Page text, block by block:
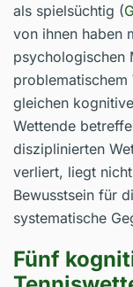
als spielsüchtig (
von ihnen haben
psychologischen
gleichen
Wettende
disziplinierten
verliert, liegt
Bewusstsein für
systematische
Fünf